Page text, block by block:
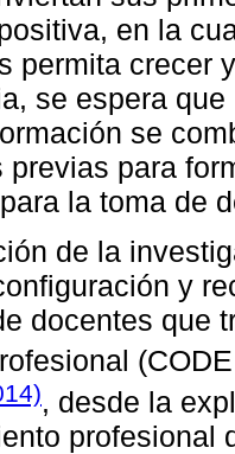
en la
permita crecer
se espera
se
previas para
la toma de
de la
y
docentes que
, desde la
profesional